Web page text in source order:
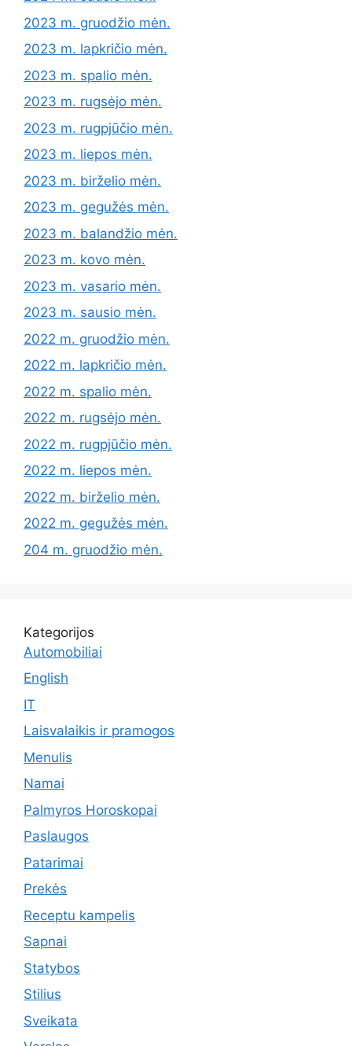
2023 m. gruodžio mėn.
2023 m. lapkričio mėn.
2023 m. spalio mėn.
2023 m. rugsėjo mėn.
2023 m. rugpjūčio mėn.
2023 m. liepos mėn.
2023 m. birželio mėn.
2023 m. gegužės mėn.
2023 m. balandžio mėn.
2023 m. kovo mėn.
2023 m. vasario mėn.
2023 m. sausio mėn.
2022 m. gruodžio mėn.
2022 m. lapkričio mėn.
2022 m. spalio mėn.
2022 m. rugsėjo mėn.
2022 m. rugpjūčio mėn.
2022 m. liepos mėn.
2022 m. birželio mėn.
2022 m. gegužės mėn.
204 m. gruodžio mėn.
Kategorijos
Automobiliai
English
IT
Laisvalaikis ir pramogos
Menulis
Namai
Palmyros Horoskopai
Paslaugos
Patarimai
Prekės
Receptu kampelis
Sapnai
Statybos
Stilius
Sveikata